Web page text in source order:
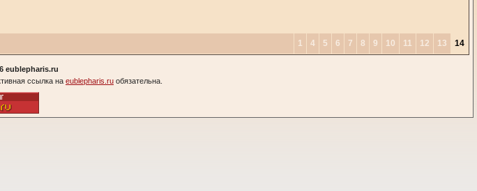
1 4 5 6 7 8 9 10 11 12 13 14
eublepharis.ru
ссылка на eublepharis.ru обязательна.